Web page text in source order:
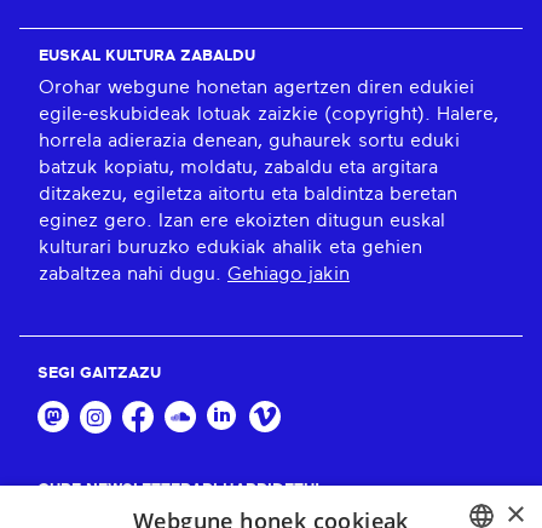
EUSKAL KULTURA ZABALDU
Orohar webgune honetan agertzen diren edukiei
egile-eskubideak lotuak zaizkie (copyright). Halere,
horrela adierazia denean, guhaurek sortu eduki
batzuk kopiatu, moldatu, zabaldu eta argitara
ditzakezu, egiletza aitortu eta baldintza beretan
eginez gero. Izan ere ekoizten ditugun euskal
kulturari buruzko edukiak ahalik eta gehien
zabaltzea nahi dugu. Gehiago jakin
SEGI GAITZAZU
GURE NEWSLETTERARI HARPIDETU!
×
Webgune honek cookieak